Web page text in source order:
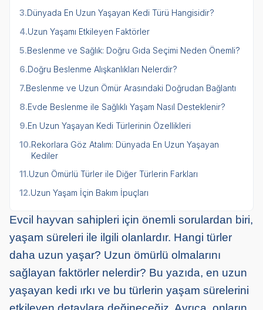
3.Dünyada En Uzun Yaşayan Kedi Türü Hangisidir?
4.Uzun Yaşamı Etkileyen Faktörler
5.Beslenme ve Sağlık: Doğru Gıda Seçimi Neden Önemli?
6.Doğru Beslenme Alışkanlıkları Nelerdir?
7.Beslenme ve Uzun Ömür Arasındaki Doğrudan Bağlantı
8.Evde Beslenme ile Sağlıklı Yaşam Nasıl Desteklenir?
9.En Uzun Yaşayan Kedi Türlerinin Özellikleri
10.Rekorlara Göz Atalım: Dünyada En Uzun Yaşayan
Kediler
11.Uzun Ömürlü Türler ile Diğer Türlerin Farkları
12.Uzun Yaşam İçin Bakım İpuçları
Evcil hayvan sahipleri için önemli sorulardan biri,
yaşam süreleri ile ilgili olanlardır. Hangi türler
daha uzun yaşar? Uzun ömürlü olmalarını
sağlayan faktörler nelerdir? Bu yazıda, en uzun
yaşayan kedi ırkı ve bu türlerin yaşam sürelerini